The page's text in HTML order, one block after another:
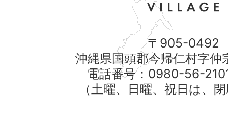
〒905-0492
沖縄県国頭郡今帰仁村字仲
電話番号：0980-56-
（土曜、日曜、祝日は、